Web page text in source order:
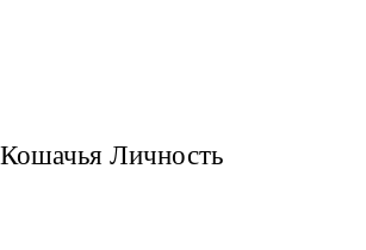
Кошачья Личность